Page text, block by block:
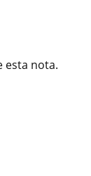
esta nota.